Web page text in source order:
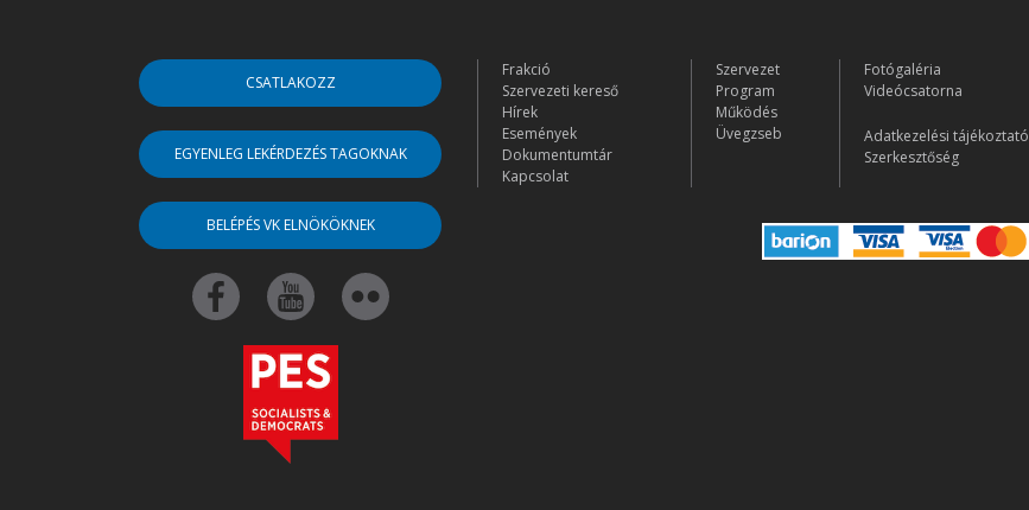
CSATLAKOZZ
EGYENLEG LEKÉRDEZÉS TAGOKNAK
BELÉPÉS VK ELNÖKÖKNEK
Frakció
Szervezeti kereső
Hírek
Események
Dokumentumtár
Kapcsolat
Szervezet
Program
Működés
Üvegzseb
Fotógaléria
Videócsatorna
Adatkezelési tájékoztató
Szerkesztőség